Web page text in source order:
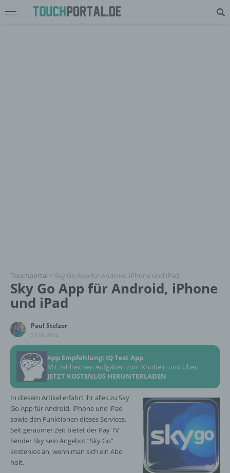
Touchportal > Sky Go App für Android, iPhone und iPad
Sky Go App für Android, iPhone
und iPad
Paul Stelzer
27.05.2014
App Empfehlung: IQ Test App
Mit zahlreichen Aufgaben zum Knobeln und Üben
JETZT KOSTENLOS HERUNTERLADEN
In diesem Artikel erfahrt ihr alles zu Sky
Go App für Android, iPhone und iPad
sowie den Funktionen dieses Services.
Seit geraumer Zeit bietet der Pay TV
Sender Sky sein Angebot “Sky Go”
kostenlos an, wenn man sich ein Abo
holt.